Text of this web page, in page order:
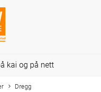
kai og på nett
Dregg